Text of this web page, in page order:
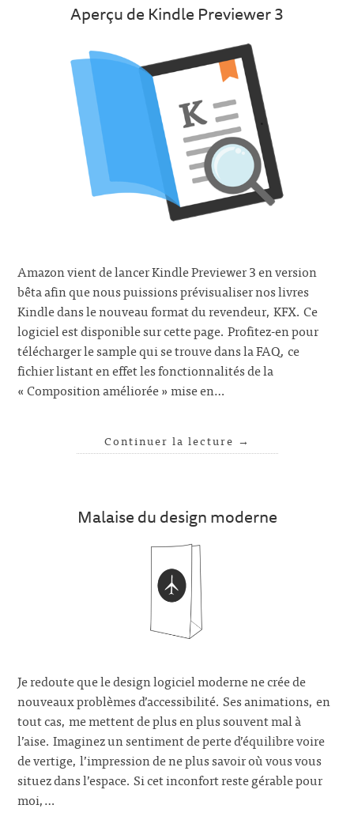
Aperçu de Kindle Previewer 3
Amazon vient de lancer Kindle Previewer 3 en version
bêta afin que nous puissions prévisualiser nos livres
Kindle dans le nouveau format du revendeur, KFX. Ce
logiciel est disponible sur cette page. Profitez-en pour
télécharger le sample qui se trouve dans la FAQ, ce
fichier listant en effet les fonctionnalités de la
« Composition améliorée » mise en…
Continuer la lecture →
Malaise du design moderne
Je redoute que le design logiciel moderne ne crée de
nouveaux problèmes d’accessibilité. Ses animations, en
tout cas, me mettent de plus en plus souvent mal à
l’aise. Imaginez un sentiment de perte d’équilibre voire
de vertige, l’impression de ne plus savoir où vous vous
situez dans l’espace. Si cet inconfort reste gérable pour
moi,…